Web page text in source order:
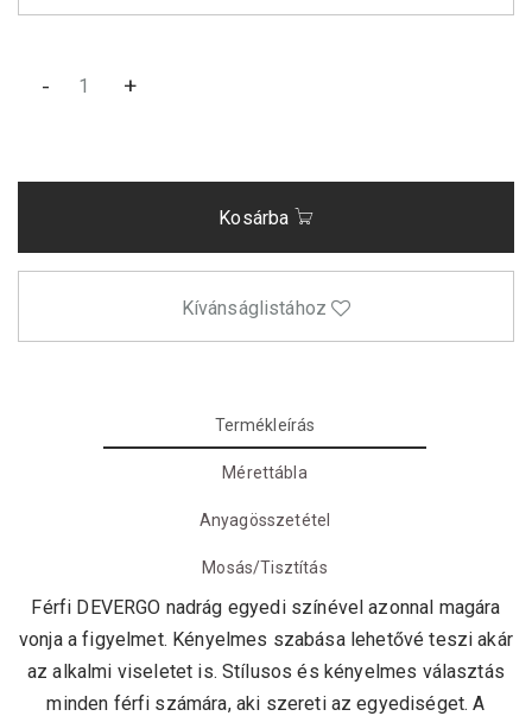
- +
Kosárba
Kívánságlistához
Termékleírás
Mérettábla
Anyagösszetétel
Mosás/Tisztítás
Férfi DEVERGO nadrág egyedi színével azonnal magára
vonja a figyelmet. Kényelmes szabása lehetővé teszi akár
az alkalmi viseletet is. Stílusos és kényelmes választás
minden férfi számára, aki szereti az egyediséget. A